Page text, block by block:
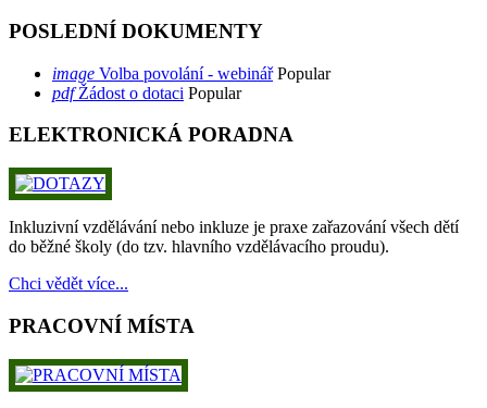
POSLEDNÍ DOKUMENTY
image Volba povolání - webinář Popular
pdf Žádost o dotaci Popular
ELEKTRONICKÁ PORADNA
Inkluzivní vzdělávání nebo inkluze je praxe zařazování všech dětí
do běžné školy (do tzv. hlavního vzdělávacího proudu).
Chci vědět více...
PRACOVNÍ MÍSTA